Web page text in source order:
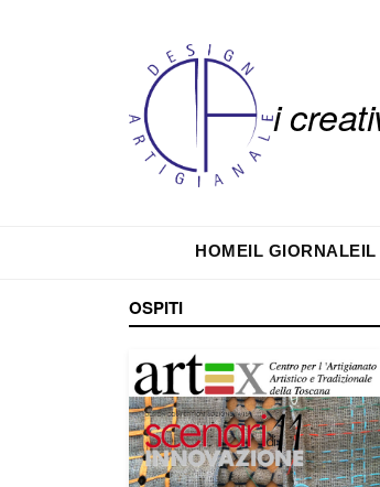
i
HOMEIL GIORNALEIL
OSPITI